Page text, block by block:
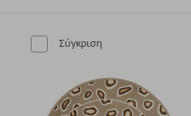
Σύγκριση